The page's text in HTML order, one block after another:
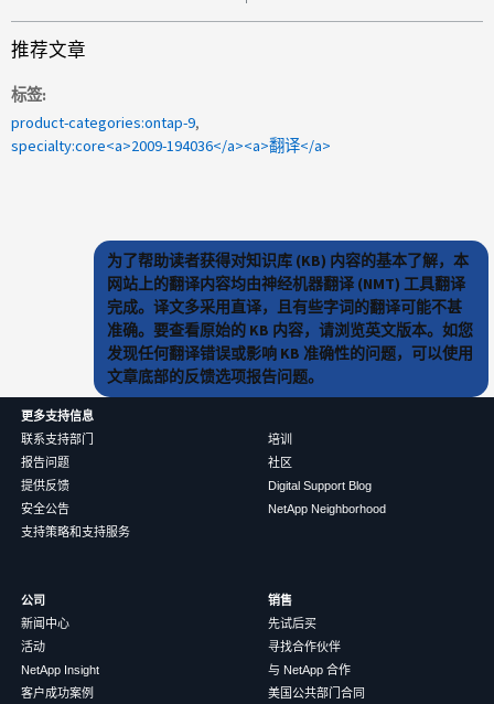
推荐文章
标签
product-categories:ontap-9
specialty:core<a>2009-194036</a><a>翻译</a>
为了帮助读者获得对知识库 (KB) 内容的基本了解，本
网站上的翻译内容均由神经机器翻译 (NMT) 工具翻译
完成。译文多采用直译，且有些字词的翻译可能不甚
准确。要查看原始的 KB 内容，请浏览英文版本。如您
发现任何翻译错误或影响 KB 准确性的问题，可以使用
文章底部的反馈选项报告问题。
更多支持信息
联系支持部门
报告问题
提供反馈
安全公告
支持策略和支持服务
培训
社区
Digital Support Blog
NetApp Neighborhood
公司
新闻中心
活动
NetApp Insight
客户成功案例
销售
先试后买
寻找合作伙伴
与 NetApp 合作
美国公共部门合同